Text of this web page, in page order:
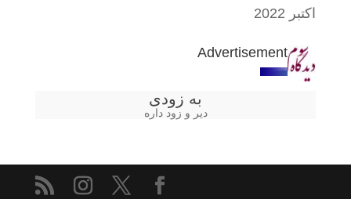
اکتبر 2022
Advertisement
به زودی
دیر و زود داره